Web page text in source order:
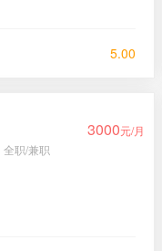
5.00
3000元/月
全职/兼职